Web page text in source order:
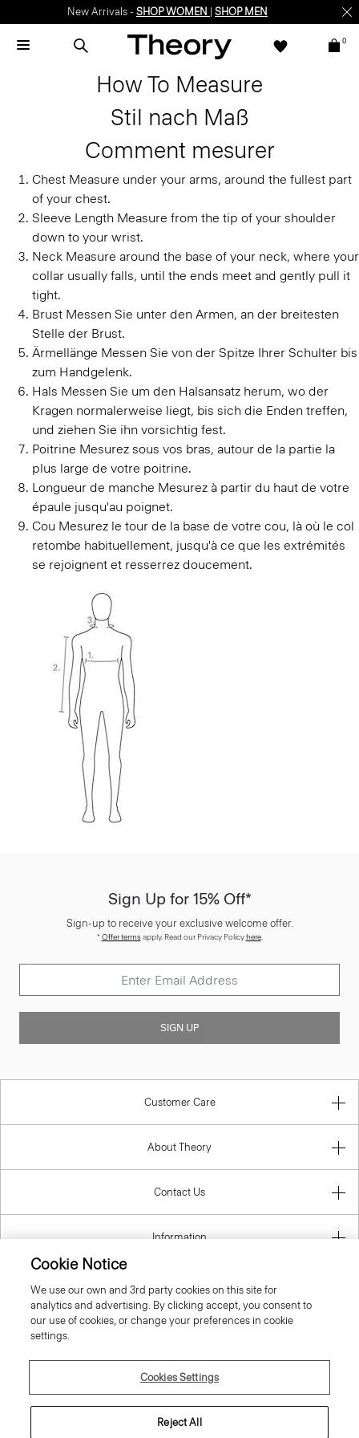
New Arrivals - SHOP WOMEN SHOP MEN
0
How To Measure
Stil nach Maß
Comment mesurer
Chest Measure under your arms, around the fullest part
of your chest.
Sleeve Length Measure from the tip of your shoulder
down to your wrist.
Neck Measure around the base of your neck, where your
collar usually falls, until the ends meet and gently pull it
tight.
Brust Messen Sie unter den Armen, an der breitesten
Stelle der Brust.
Ärmellänge Messen Sie von der Spitze Ihrer Schulter bis
zum Handgelenk.
Hals Messen Sie um den Halsansatz herum, wo der
Kragen normalerweise liegt, bis sich die Enden treffen,
und ziehen Sie ihn vorsichtig fest.
Poitrine Mesurez sous vos bras, autour de la partie la
plus large de votre poitrine.
Longueur de manche Mesurez à partir du haut de votre
épaule jusqu'au poignet.
Cou Mesurez le tour de la base de votre cou, là où le col
retombe habituellement, jusqu'à ce que les extrémités
se rejoignent et resserrez doucement.
Sign Up for 15% Off*
Sign-up to receive your exclusive welcome offer.
*Offer termsapply. Read our Privacy Policyhere.
SIGN UP
Customer Care
About Theory
Contact Us
Information
Greece
© 2026 Theory
Cookie Notice
We use our own and 3rd party cookies on this site for
analytics and advertising. By clicking accept, you consent to
our use of cookies, or change your preferences in cookie
settings.
Cookies Settings
Reject All